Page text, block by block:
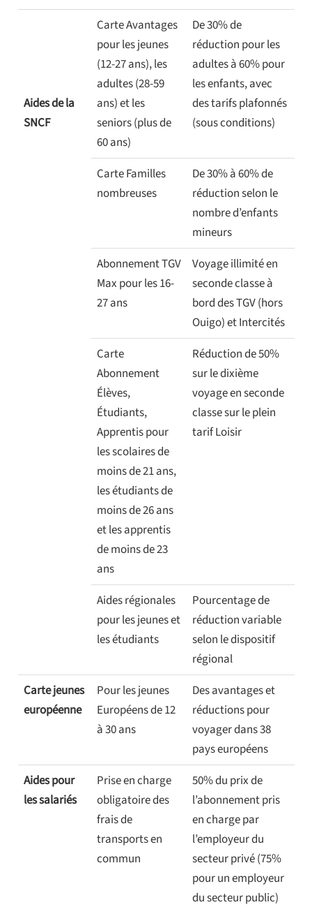
Aides de la
SNCF
Carte Avantages
pour les jeunes
(12-27 ans), les
adultes (28-59
ans) et les
seniors (plus de
60 ans)
De 30% de
réduction pour les
adultes à 60% pour
les enfants, avec
des tarifs plafonnés
(sous conditions)
Carte Familles
nombreuses
De 30% à 60% de
réduction selon le
nombre d’enfants
mineurs
Abonnement TGV
Max pour les 16-
27 ans
Voyage illimité en
seconde classe à
bord des TGV (hors
Ouigo) et Intercités
Carte
Abonnement
Élèves,
Étudiants,
Apprentis pour
les scolaires de
moins de 21 ans,
les étudiants de
moins de 26 ans
et les apprentis
de moins de 23
ans
Réduction de 50%
sur le dixième
voyage en seconde
classe sur le plein
tarif Loisir
Aides régionales
pour les jeunes et
les étudiants
Pourcentage de
réduction variable
selon le dispositif
régional
Carte jeunes
européenne
Pour les jeunes
Européens de 12
à 30 ans
Des avantages et
réductions pour
voyager dans 38
pays européens
Aides pour
les salariés
Prise en charge
obligatoire des
frais de
transports en
commun
50% du prix de
l’abonnement pris
en charge par
l’employeur du
secteur privé (75%
pour un employeur
du secteur public)